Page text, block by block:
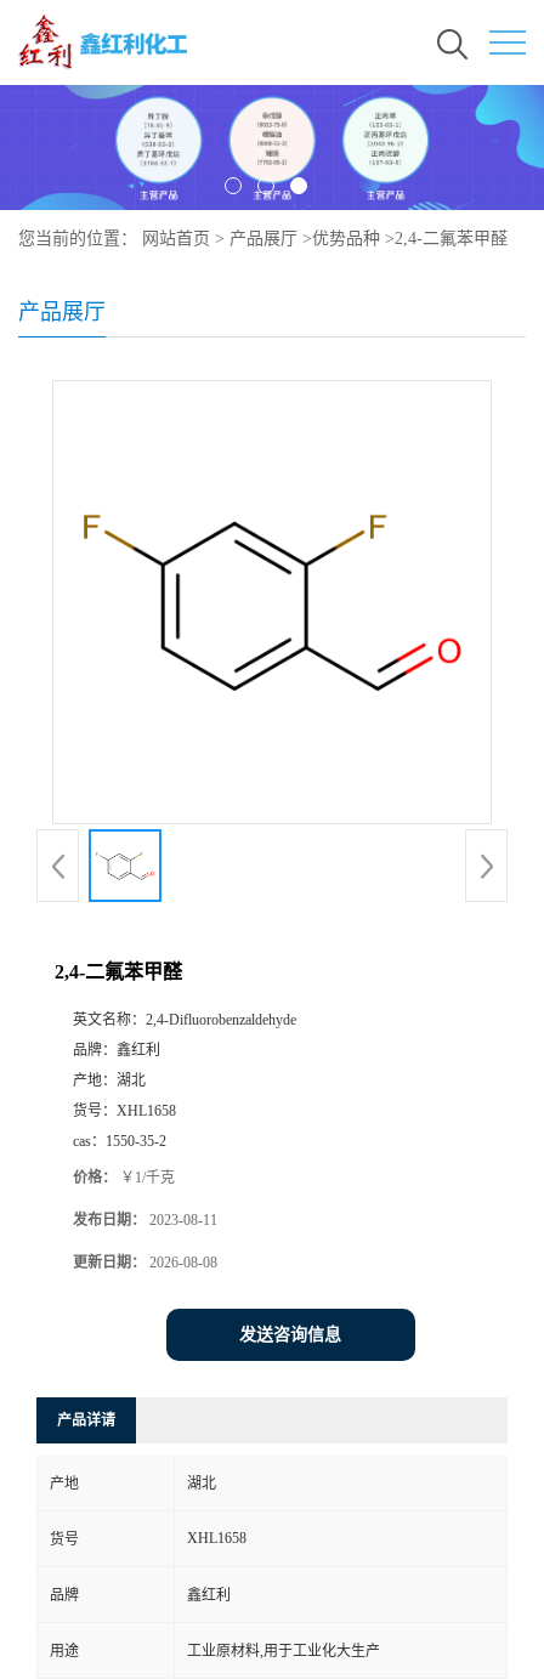
您当前的位置： 网站首页 > 产品展厅 >优势品种 >2,4-二氟苯甲醛
产品展厅
2,4-二氟苯甲醛
英文名称： 2,4-Difluorobenzaldehyde
品牌： 鑫红利
产地： 湖北
货号： XHL1658
cas： 1550-35-2
价格： ￥1/千克
发布日期： 2023-08-11
更新日期： 2026-08-08
发送咨询信息
产品详请
产地 湖北
货号 XHL1658
品牌 鑫红利
用途 工业原材料,用于工业化大生产